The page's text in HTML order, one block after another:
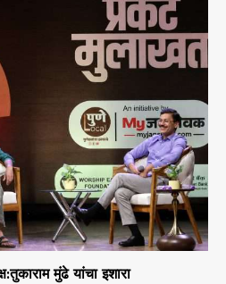
मुंढे यांचा इशारा